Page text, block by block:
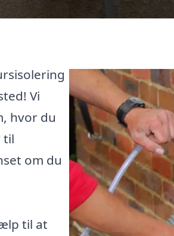
Vi
hvor du
til
om du
til at